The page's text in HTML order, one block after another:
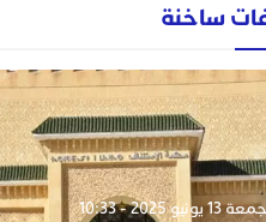
ساخنة
13 يونيو 2025 - 10:33